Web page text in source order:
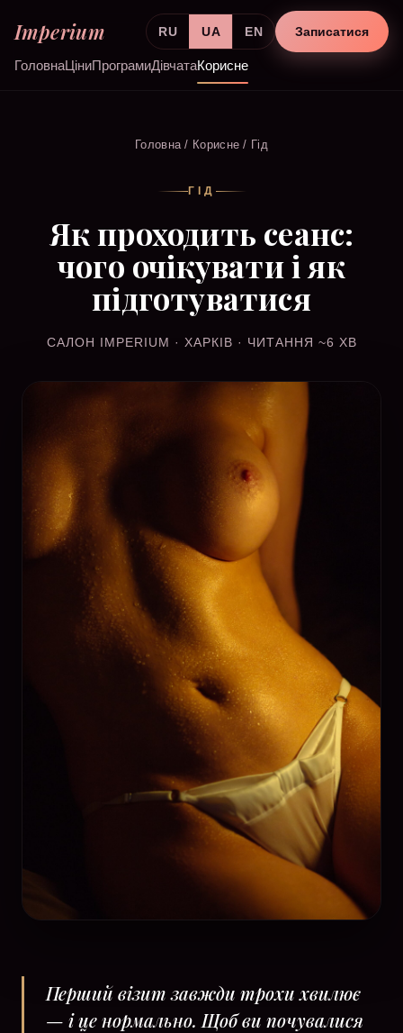
Imperium
ГоловнаЦіниПрограмиДівчатаКорисне
RU UA EN Записатися
Головна/ Корисне / Гід
ГІД
Як проходить сеанс:
чого очікувати і як
підготуватися
САЛОН IMPERIUM · ХАРКІВ · ЧИТАННЯ ~6 ХВ
Перший візит завжди трохи хвилює
— і це нормально. Щоб ви почувалися